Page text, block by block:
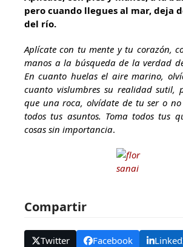
pero cuando llegues al mar, deja
del río.
Aplícate con tu mente y tu corazón,
manos a la búsqueda de la verdad
En cuanto huelas el aire marino,
cuanto vislumbres su realidad sutil,
que una roca, olvídate de tu ser o
todos tus asuntos. Toma todos tus
cosas sin importancia.
Compartir
Twitter Facebook